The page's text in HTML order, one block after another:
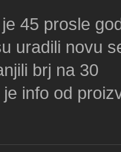
45 prosle
uradili novu
brj na 30
je info od